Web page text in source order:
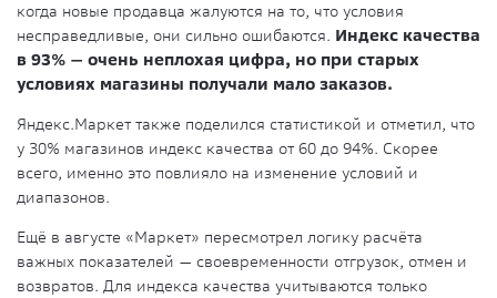
когда новые продавца жалуются на то, что условия
несправедливые, они сильно ошибаются. Индекс качества
в 93% — очень неплохая цифра, но при старых
условиях магазины получали мало заказов.
Яндекс.Маркет также поделился статистикой и отметил, что
у 30% магазинов индекс качества от 60 до 94%. Скорее
всего, именно это повлияло на изменение условий и
диапазонов.
Ещё в августе «Маркет» пересмотрел логику расчёта
важных показателей — своевременности отгрузок, отмен и
возвратов. Для индекса качества учитываются только